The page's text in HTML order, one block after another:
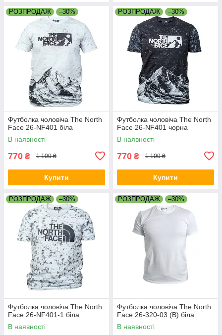
РОЗПРОДАЖ –30%
Футболка чоловіча The North
Face 26-NF401 біла
В наявності
770 ₴ 1 100 ₴
Купити
РОЗПРОДАЖ –30%
Футболка чоловіча The North
Face 26-NF401 чорна
В наявності
770 ₴ 1 100 ₴
Купити
РОЗПРОДАЖ –30%
Футболка чоловіча The North
Face 26-NF401-1 біла
В наявності
РОЗПРОДАЖ –30%
Футболка чоловіча The North
Face 26-320-03 (B) біла
В наявності